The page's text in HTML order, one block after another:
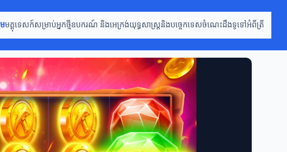
មគ្គុទេសក៍សម្រាប់អ្នកថ្មីឧបករណ៍ និងអេក្រង់យុទ្ធសាស្រ្តនិងបច្ចេកទេសចំណេះដឹងទូទៅអំពីត្រី